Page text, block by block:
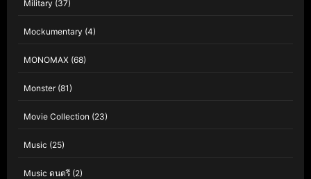
Military (37)
Mockumentary (4)
MONOMAX (68)
Monster(81)
Movie Collection (23)
Music (25)
Music ดนตรี (2)